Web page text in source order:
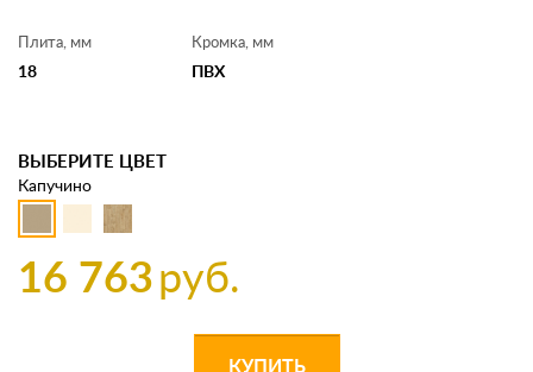
Плита, мм
18
Кромка, мм
ПВХ
ВЫБЕРИТЕ ЦВЕТ
Капучино
16 763руб.
КУПИТЬ